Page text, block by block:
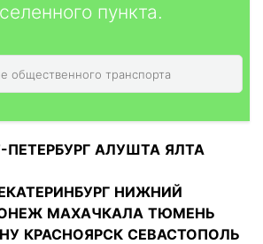
пункта.
АЛУШТА ЯЛТА
НИЖНИЙ
МАХАЧКАЛА ТЮМЕНЬ
КРАСНОЯРСК СЕВАСТОПОЛЬ